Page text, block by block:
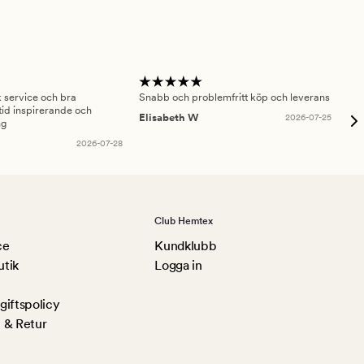
service och bra
inspirerande och
2026-07-28
Snabb och problemfritt köp och leverans
Elisabeth W
2026-07-25
Retur
Club Hemtex
Kundklubb
Logga in